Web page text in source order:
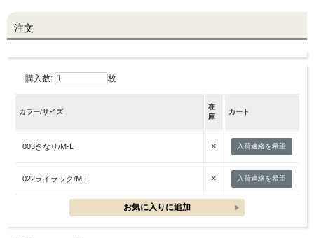
注文
購入数: 枚
カラー/サイズ
在
庫
カート
003きなり/M-L × 入荷連絡を希望
022ライラック/M-L × 入荷連絡を希望